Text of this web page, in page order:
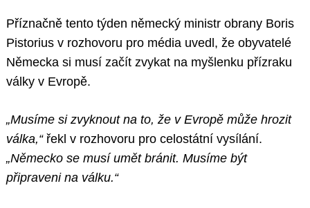
Příznačně tento týden německý ministr obrany Boris
Pistorius v rozhovoru pro média uvedl, že obyvatelé
Německa si musí začít zvykat na myšlenku přízraku
války v Evropě.
„Musíme si zvyknout na to, že v Evropě může hrozit
válka,“ řekl v rozhovoru pro celostátní vysílání.
„Německo se musí umět bránit. Musíme být
připraveni na válku.“